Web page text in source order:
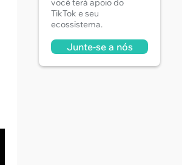
você terá apoio do
TikTok e seu
ecossistema.
Junte-se a nós